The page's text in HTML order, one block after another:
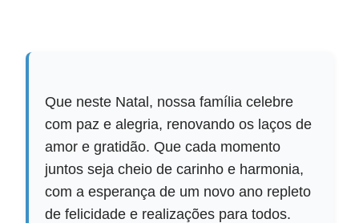
Que neste Natal, nossa família celebre
com paz e alegria, renovando os laços de
amor e gratidão. Que cada momento
juntos seja cheio de carinho e harmonia,
com a esperança de um novo ano repleto
de felicidade e realizações para todos.